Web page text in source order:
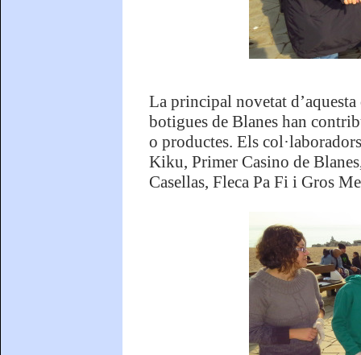
La principal novetat
botigues de Blanes han
o productes. Els
Kiku, Primer Casino de
Casellas, Fleca Pa Fi i Gros